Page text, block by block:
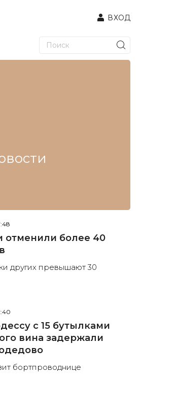
ВХОД
отменили более 40
других превышают 30
с 15 бутылками
вина задержали
бортпроводнице